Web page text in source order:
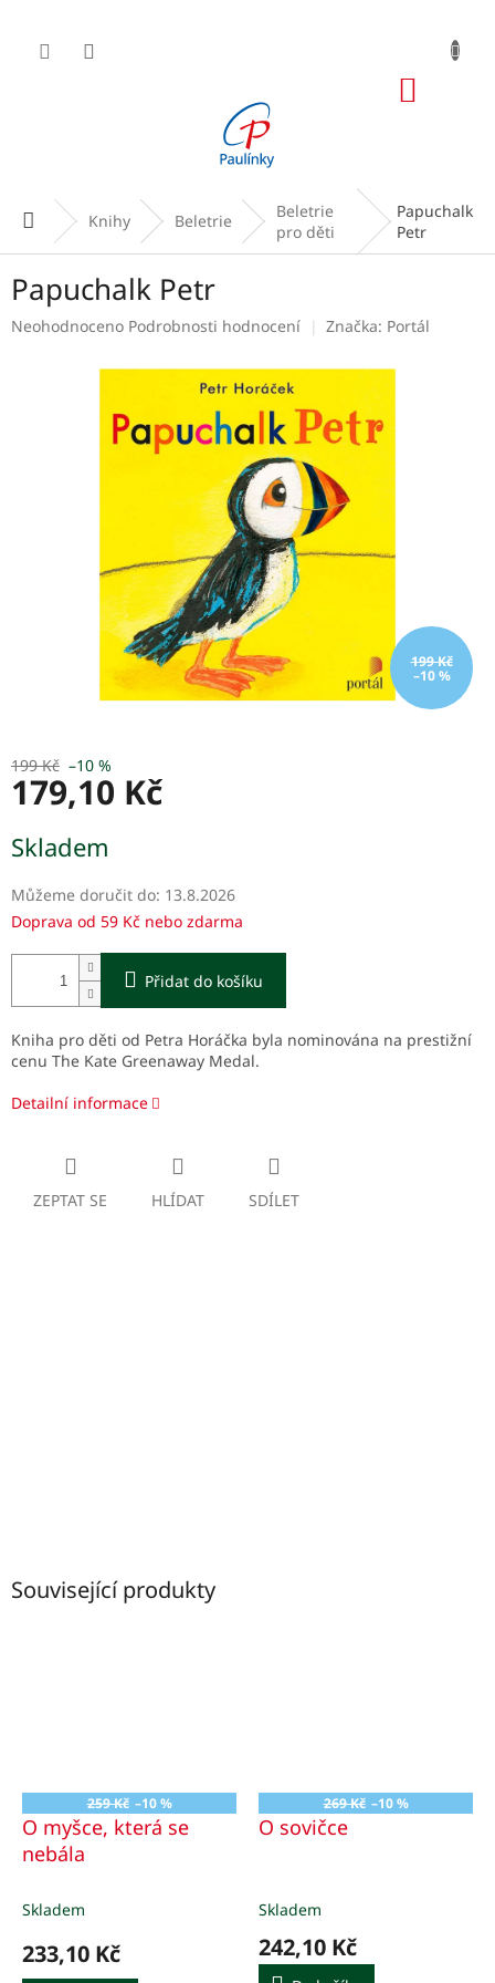
obsah
Domů Knihy Beletrie
Beletrie
pro děti
Papuchalk
Petr
Papuchalk Petr
Průměrné
Neohodnoceno Podrobnosti hodnocení Značka: Portál
199 Kč
–10 %
199 Kč –10 %
179,10 Kč
cena:
Skladem
Můžeme doručit do: 13.8.2026
Doprava od 59 Kč nebo zdarma
Přidat do košíku
Kniha pro děti od Petra Horáčka byla nominována na prestižní
cenu The Kate Greenaway Medal.
Detailní informace
ZEPTAT SE HLÍDAT SDÍLET
Související produkty
259 Kč –10 %
O myšce, která se
nebála
Skladem
233,10 Kč
269 Kč –10 %
O sovičce
Skladem
242,10 Kč